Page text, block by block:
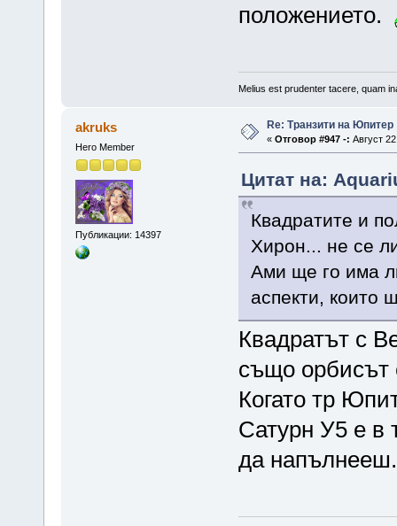
положението.
Melius est prudenter tacere, quam
akruks
Hero Member
Публикации: 14397
Re: Транзити на Юпитер
« Отговор #947 -: Август
Цитат на:
Квадратите и
Хирон... не се
Ами ще го има
аспекти, които
Квадратът с
също орбисът
Когато тр
Сатурн У5 е в
да напълнееш.